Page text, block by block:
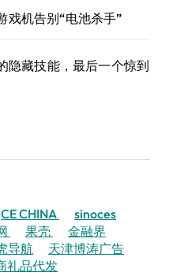
戏机告别“电池杀手”
隐藏技能，最后一个惊到
CE CHINA
sinoces
果壳
金融界
导航
天津博涛广告
礼品代发